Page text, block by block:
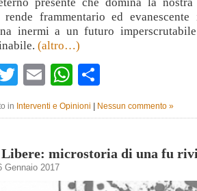
rende frammentario ed
inermi a un futuro
(altro…)
TwitterEmailWhatsApp
in Interventi e Opinioni | Nessun commento »
microstoria di una fu
Gennaio 2017